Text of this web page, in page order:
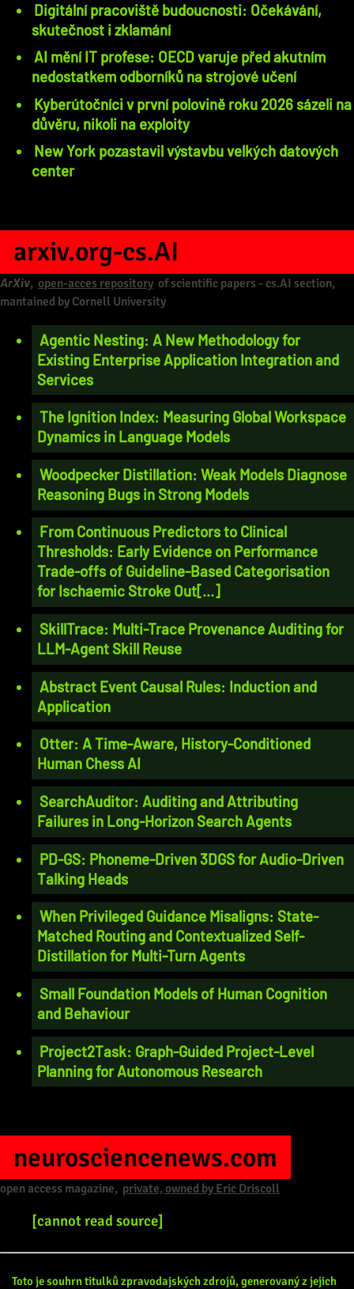
Digitální pracoviště budoucnosti: Očekávání,
skutečnost i zklamání
AI mění IT profese: OECD varuje před akutním
nedostatkem odborníků na strojové učení
Kyberútočníci v první polovině roku 2026 sázeli na
důvěru, nikoli na exploity
New York pozastavil výstavbu velkých datových
center
arxiv.org-cs.AI
ArXiv, open-acces repository of scientific papers - cs.AI section,
mantained by Cornell University
Agentic Nesting: A New Methodology for
Existing Enterprise Application Integration and
Services
The Ignition Index: Measuring Global Workspace
Dynamics in Language Models
Woodpecker Distillation: Weak Models Diagnose
Reasoning Bugs in Strong Models
From Continuous Predictors to Clinical
Thresholds: Early Evidence on Performance
Trade-offs of Guideline-Based Categorisation
for Ischaemic Stroke Out[...]
SkillTrace: Multi-Trace Provenance Auditing for
LLM-Agent Skill Reuse
Abstract Event Causal Rules: Induction and
Application
Otter: A Time-Aware, History-Conditioned
Human Chess AI
SearchAuditor: Auditing and Attributing
Failures in Long-Horizon Search Agents
PD-GS: Phoneme-Driven 3DGS for Audio-Driven
Talking Heads
When Privileged Guidance Misaligns: State-
Matched Routing and Contextualized Self-
Distillation for Multi-Turn Agents
Small Foundation Models of Human Cognition
and Behaviour
Project2Task: Graph-Guided Project-Level
Planning for Autonomous Research
neurosciencenews.com
open access magazine, private, owned by Eric Driscoll
[cannot read source]
Toto je souhrn titulků zpravodajských zdrojů, generovaný z jejich